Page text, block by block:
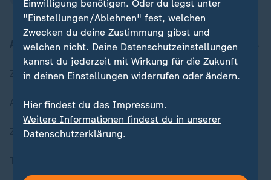
Aktuell bei ZDFheute
Zuletzt veröffentlicht
Aktuelle Sendungs-Videos
ZDFheute Stories
Einwilligung benötigen. Oder du legst unter
"Einstellungen/Ablehnen" fest, welchen
Zwecken du deine Zustimmung gibst und
welchen nicht. Deine Datenschutzeinstellungen
kannst du jederzeit mit Wirkung für die Zukunft
in deinen Einstellungen widerrufen oder ändern.
Hier findest du das Impressum.
Weitere Informationen findest du in unserer
Datenschutzerklärung.